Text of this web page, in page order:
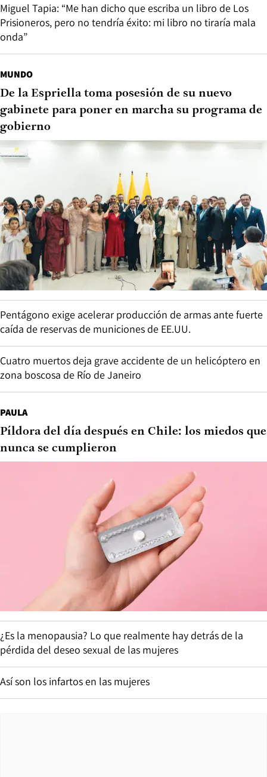
Miguel Tapia: “Me han dicho que escriba un libro de Los
Prisioneros, pero no tendría éxito: mi libro no tiraría mala
onda”
MUNDO
De la Espriella toma posesión de su nuevo
gabinete para poner en marcha su programa de
gobierno
Pentágono exige acelerar producción de armas ante fuerte
caída de reservas de municiones de EE.UU.
Cuatro muertos deja grave accidente de un helicóptero en
zona boscosa de Río de Janeiro
PAULA
Píldora del día después en Chile: los miedos que
nunca se cumplieron
¿Es la menopausia? Lo que realmente hay detrás de la
pérdida del deseo sexual de las mujeres
Así son los infartos en las mujeres